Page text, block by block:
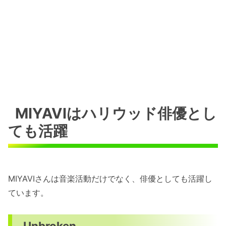
MIYAVIはハリウッド俳優とし
ても活躍
MIYAVIさんは音楽活動だけでなく、俳優としても活躍し
ています。